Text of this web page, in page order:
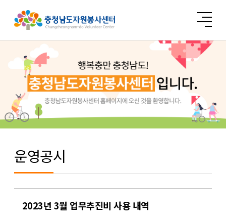
운영공시
2023년 3월 업무추진비 사용 내역